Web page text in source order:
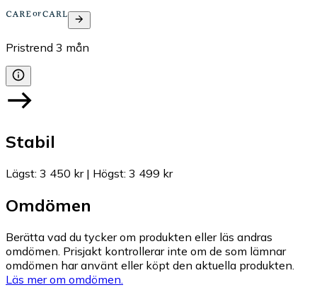
Pristrend 3 mån
Stabil
Lägst: 3 450 kr| Högst: 3 499 kr
Omdömen
Berätta vad du tycker om produkten eller läs andras
omdömen. Prisjakt kontrollerar inte om de som lämnar
omdömen har använt eller köpt den aktuella produkten.
Läs mer om omdömen.